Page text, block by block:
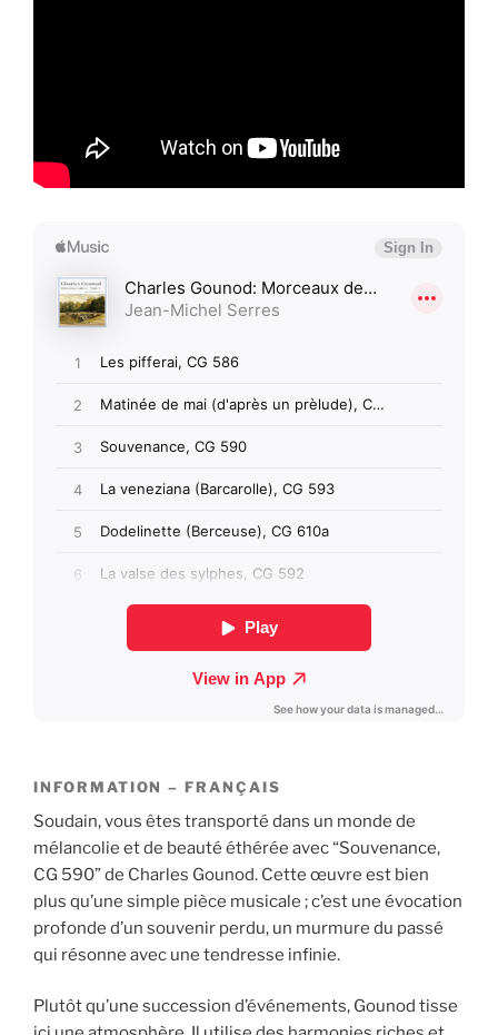
INFORMATION – FRANÇAIS
Soudain, vous êtes transporté dans un monde de
mélancolie et de beauté éthérée avec “Souvenance,
CG 590” de Charles Gounod. Cette œuvre est bien
plus qu’une simple pièce musicale ; c’est une évocation
profonde d’un souvenir perdu, un murmure du passé
qui résonne avec une tendresse infinie.
Plutôt qu’une succession d’événements, Gounod tisse